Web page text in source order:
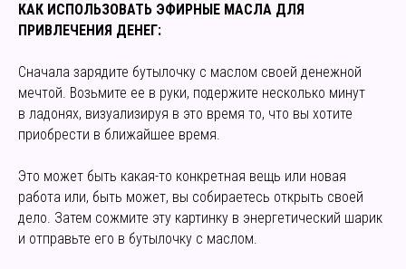
КАК ИСПОЛЬЗОВАТЬ ЭФИРНЫЕ МАСЛА ДЛЯ
ПРИВЛЕЧЕНИЯ ДЕНЕГ:
Сначала зарядите бутылочку с маслом своей денежной
мечтой. Возьмите ее в руки, подержите несколько минут
в ладонях, визуализируя в это время то, что вы хотите
приобрести в ближайшее время.
Это может быть какая-то конкретная вещь или новая
работа или, быть может, вы собираетесь открыть своей
дело. Затем сожмите эту картинку в энергетический шарик
и отправьте его в бутылочку с маслом.